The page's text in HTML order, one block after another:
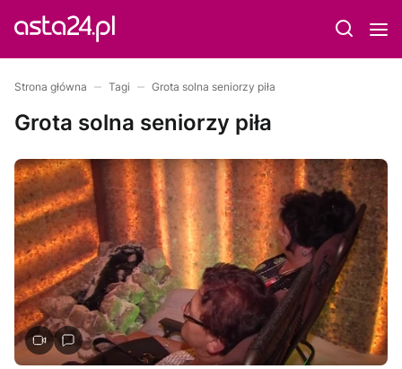
Strona główna Tagi Grota solna seniorzy piła
Grota solna seniorzy piła